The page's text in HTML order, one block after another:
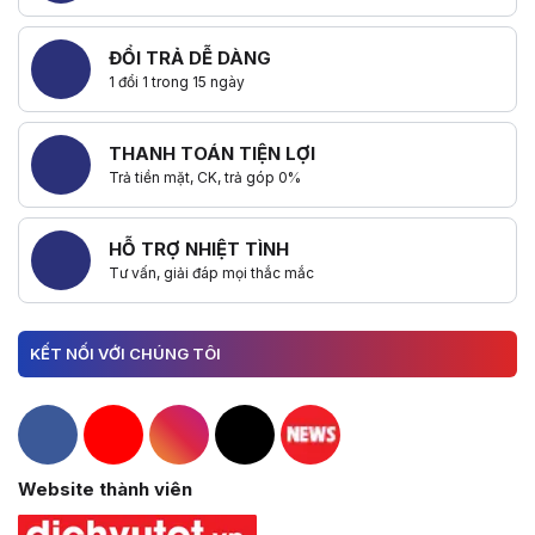
ĐỔI TRẢ DỄ DÀNG
1 đổi 1 trong 15 ngày
THANH TOÁN TIỆN LỢI
Trả tiền mặt, CK, trả góp 0%
HỖ TRỢ NHIỆT TÌNH
Tư vấn, giải đáp mọi thắc mắc
KẾT NỐI VỚI CHÚNG TÔI
Hacom Facebook
Hacom YouTube
Hacom Instagram
Hacom TikTok
Website thành viên